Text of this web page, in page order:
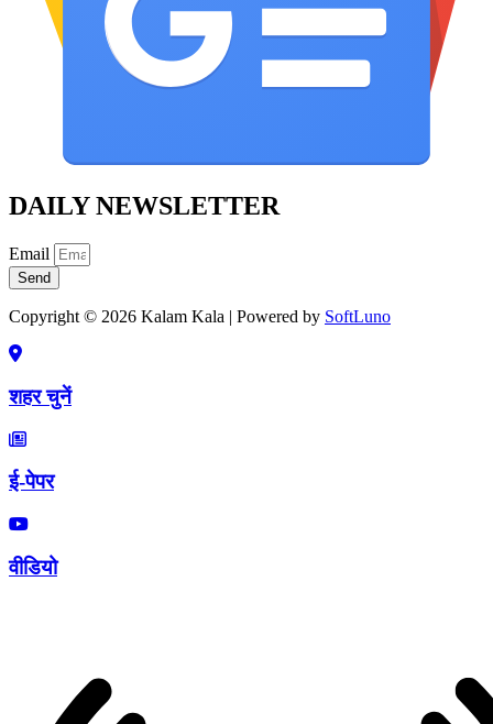
DAILY NEWSLETTER
Email
Send
Copyright © 2026 Kalam Kala | Powered by SoftLuno
शहर चुनें
ई-पेपर
वीडियो